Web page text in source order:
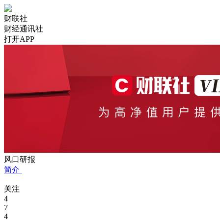
财联社
财经通讯社
打开APP
风口研报
简介
关注
4
7
4